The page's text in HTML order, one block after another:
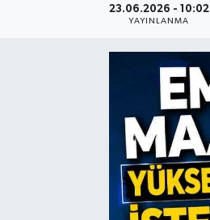
23.06.2026 - 10:02
YAYINLANMA